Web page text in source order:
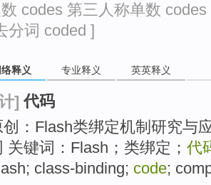
codes 第三人称单数
分词 coded ]
络释义 专业释义 英英释义
] 代码
创：Flash类绑定机制研究与
关键词：Flash；类绑定； 代
class-binding; code;